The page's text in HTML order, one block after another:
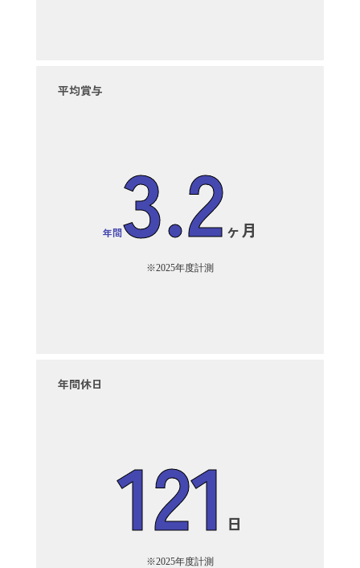
平均賞与
年間3.2ヶ月
※2025年度計測
年間休日
121 日
※2025年度計測